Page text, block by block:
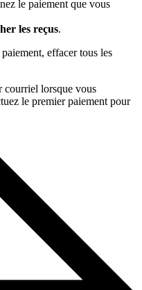
le paiement que vous
les reçus.
effacer tous les
courriel lorsque vous
le premier paiement pour